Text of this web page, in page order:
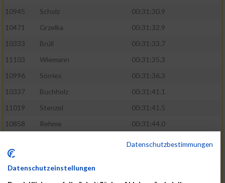
10945
Scholz
00:31:30.9
10471
Grzelka
00:31:32.9
10333
Brüll
00:31:33.7
11103
Wiemann
00:31:35.3
10996
Sörries
00:31:36.3
10337
Buchholz
00:31:41.1
11019
Stenzel
00:31:41.5
10858
Rehme
00:31:44.0
10553
11083
Wegner
Datenschutzbestimmungen
Datenschutzeinstellungen